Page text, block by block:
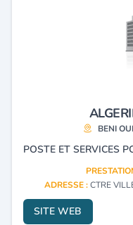
BENI
ADRESSE :CTRE
SITE WEB